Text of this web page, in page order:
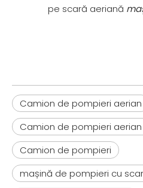
pe scară aeriană
Camion de pompieri aerian
Camion de pompieri
Camion de pompieri
mașină de pompieri cu